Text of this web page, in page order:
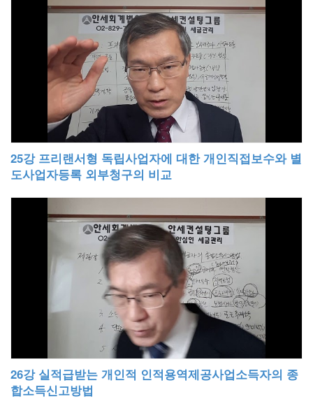
25강 프리랜서형 독립사업자에 대한 개인직접보수와 별
도사업자등록 외부청구의 비교
26강 실적급받는 개인적 인적용역제공사업소득자의 종
합소득신고방법